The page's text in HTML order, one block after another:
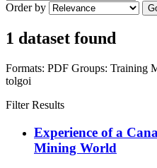
Order by
1 dataset found
Formats: PDF Groups: Training
tolgoi
Filter Results
Experience of a
Mining World